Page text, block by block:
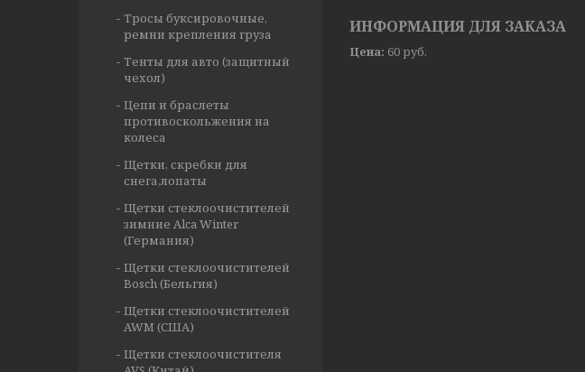
ИНФОРМАЦИЯ ДЛЯ ЗАКАЗА
Цена: 60 руб.
Тросы буксировочные,
ремни крепления груза
Тенты для авто (защитный
чехол)
Цепи и браслеты
противоскольжения на
колеса
Щетки, скребки для
снега,лопаты
Щетки стеклоочистителей
зимние Alca Winter
(Германия)
Щетки стеклоочистителей
Bosch (Бельгия)
Щетки стеклоочистителей
AWM (США)
Щетки стеклоочистителя